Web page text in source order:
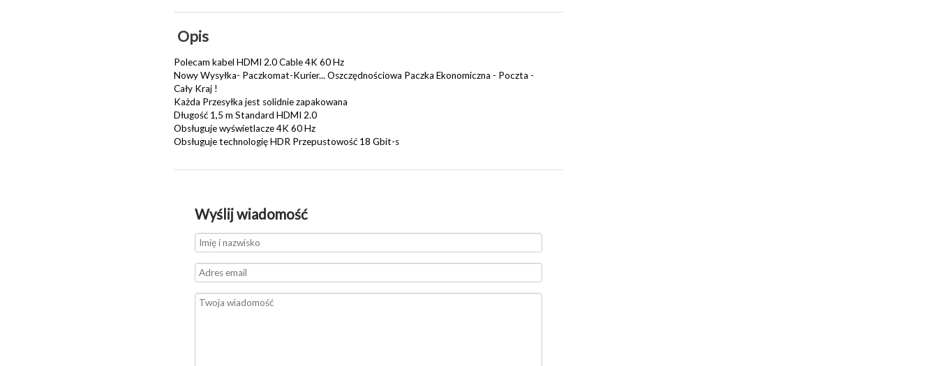
Opis
Polecam kabel HDMI 2.0 Cable 4K 60 Hz
Nowy Wysyłka- Paczkomat-Kurier... Oszczędnościowa Paczka Ekonomiczna - Poczta -
Cały Kraj !
Każda Przesyłka jest solidnie zapakowana
Długość 1,5 m Standard HDMI 2.0
Obsługuje wyświetlacze 4K 60 Hz
Obsługuje technologię HDR Przepustowość 18 Gbit-s
Wyślij wiadomość